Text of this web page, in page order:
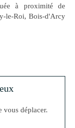
à proximité de
le-Roi, Bois-d'Arcy
vous déplacer.